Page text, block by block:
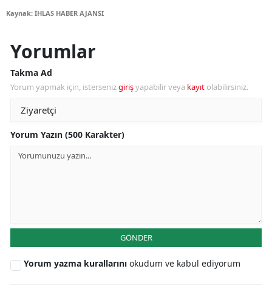
Kaynak: İHLAS HABER AJANSI
Yorumlar
Takma Ad
Yorum yapmak için, istersenizgirişyapabilir veya kayıt olabilirsiniz.
Yorum Yazın (500 Karakter)
GÖNDER
Yorum yazma kurallarını okudum ve kabul ediyorum